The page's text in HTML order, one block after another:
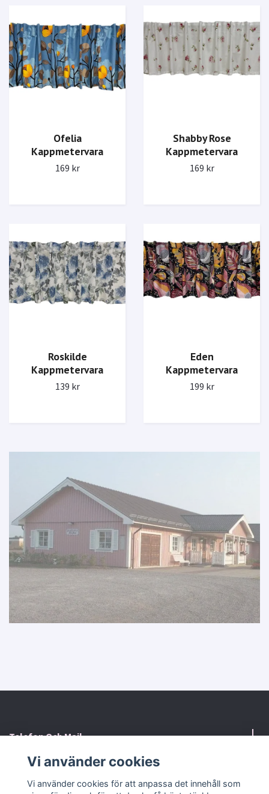
Ofelia
Kappmetervara
169 kr
Shabby Rose
Kappmetervara
169 kr
Roskilde
Kappmetervara
139 kr
Eden
Kappmetervara
199 kr
Telefon Och Mail
Kontaktformulär
Vi använder cookies
Vi använder cookies för att anpassa det innehåll som